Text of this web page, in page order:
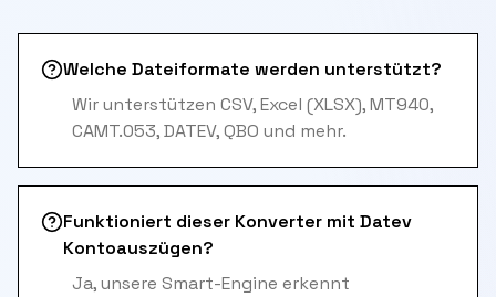
Welche Dateiformate werden unterstützt?
Wir unterstützen CSV, Excel (XLSX), MT940,
CAMT.053, DATEV, QBO und mehr.
Funktioniert dieser Konverter mit Datev
Kontoauszügen?
Ja, unsere Smart-Engine erkennt